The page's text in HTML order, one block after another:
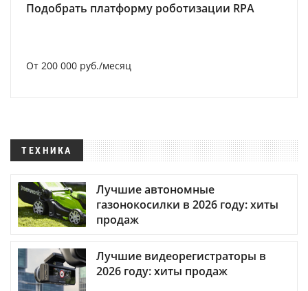
Подобрать платформу роботизации RPA
От 200 000 руб./месяц
ТЕХНИКА
Лучшие автономные
газонокосилки в 2026 году: хиты
продаж
Лучшие видеорегистраторы в
2026 году: хиты продаж